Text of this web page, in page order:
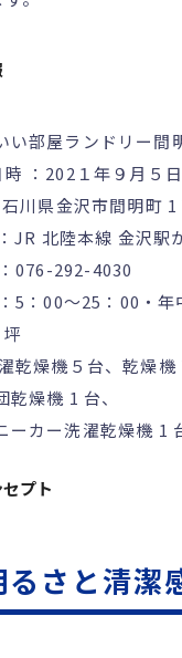
い部屋ランドリー間
時 ：202１年９月５
川県金沢市間明町 1
JR 北陸本線 金沢駅
076-292-4030
5：00～25：00・年
乾燥機５台、乾燥機
機 1 台、
ー洗濯乾燥機 1
プト
るさと清潔